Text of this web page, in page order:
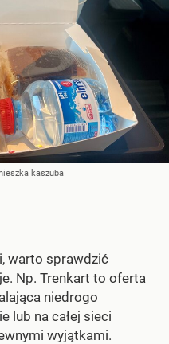
kaszuba
warto sprawdzić
Np. Trenkart to oferta
niedrogo
lub na całej sieci
wyjątkami.